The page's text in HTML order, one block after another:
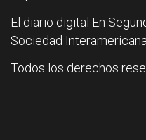
El diario digital En
Sociedad
Todos los derechos